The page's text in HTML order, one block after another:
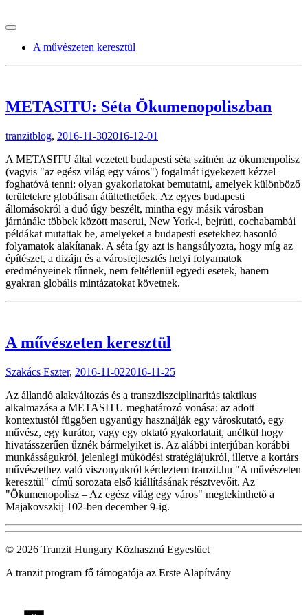
A művészeten keresztül
METASITU: Séta Ökumenopoliszban
tranzitblog, 2016-11-302016-12-01
A METASITU által vezetett budapesti séta szitnén az ökumenpolisz
(vagyis "az egész világ egy város") fogalmát igyekezett kézzel
foghatóvá tenni: olyan gyakorlatokat bemutatni, amelyek különböző
területekre globálisan átültethetőek. Az egyes budapesti
állomásokról a duó úgy beszélt, mintha egy másik városban
járnánák: többek között maserui, New York-i, bejrúti, cochabambái
példákat mutattak be, amelyeket a budapesti esetekhez hasonló
folyamatok alakítanak. A séta így azt is hangsúlyozta, hogy míg az
építészet, a dizájn és a városfejlesztés helyi folyamatok
eredményeinek tűnnek, nem feltétlenül egyedi esetek, hanem
gyakran globális mintázatokat követnek.
A művészeten keresztül
Szakács Eszter, 2016-11-022016-11-25
Az állandó alakváltozás és a transzdiszciplinaritás taktikus
alkalmazása a METASITU meghatározó vonása: az adott
kontextustól függően ugyanúgy használják egy városkutató, egy
művész, egy kurátor, vagy egy oktató gyakorlatait, anélkül hogy
hivatásszerűen űznék bármelyiket is. Az alábbi interjúban korábbi
munkásságukról, jelenlegi működési stratégiájukról, illetve a kortárs
művészethez való viszonyukról kérdeztem tranzit.hu "A művészeten
keresztül" című sorozata első kiállításának résztvevőit. Az
"Ökumenopolisz – Az egész világ egy város" megtekinthető a
Majakovszkij 102-ben december 9-ig.
© 2026 Tranzit Hungary Közhasznú Egyeslüet
A tranzit program fő támogatója az Erste Alapítvány